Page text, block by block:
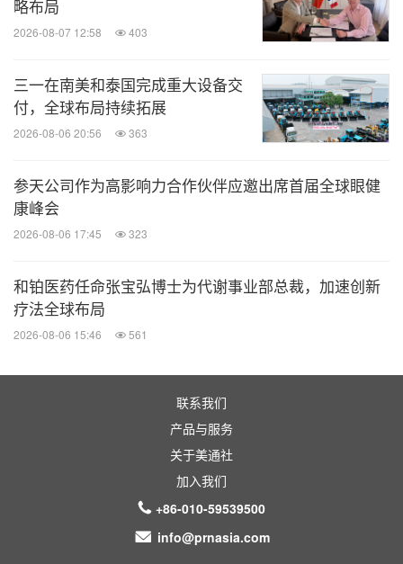
略布局
2026-08-07 12:58 403
三一在南美和泰国完成重大设备交
付，全球布局持续拓展
2026-08-06 20:56 363
参天公司作为高影响力合作伙伴应邀出席首届全球眼健
康峰会
2026-08-06 17:45 323
和铂医药任命张宝弘博士为代谢事业部总裁，加速创新
疗法全球布局
2026-08-06 15:46 561
联系我们
产品与服务
关于美通社
加入我们
+86-010-59539500
info@prnasia.com